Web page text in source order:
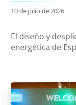
10 de julio de 2026
El diseño y
energética de